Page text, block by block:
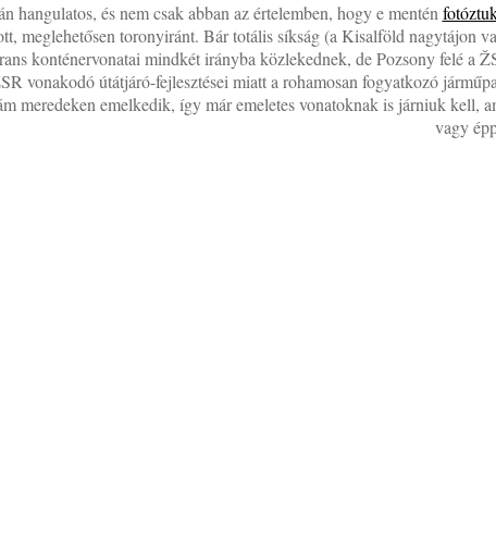
hangulatos, és nem csak abban az értelemben, hogy e mentén
meglehetősen toronyiránt. Bár totális síkság (a Kisalföld nagytájon
konténervonatai mindkét irányba közlekednek, de Pozsony felé a
vonakodó útátjáró-fejlesztései miatt a rohamosan fogyatkozó
meredeken emelkedik, így már emeletes vonatoknak is járniuk
vagy